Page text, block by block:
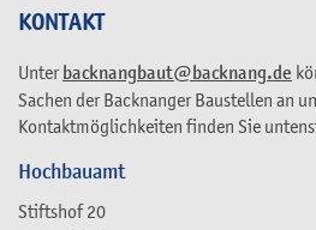
KONTAKT
Unter backnangbaut@backnang.de
Sachen der Backnanger Baustellen an
Kontaktmöglichkeiten finden Sie
Hochbauamt
Stiftshof 20